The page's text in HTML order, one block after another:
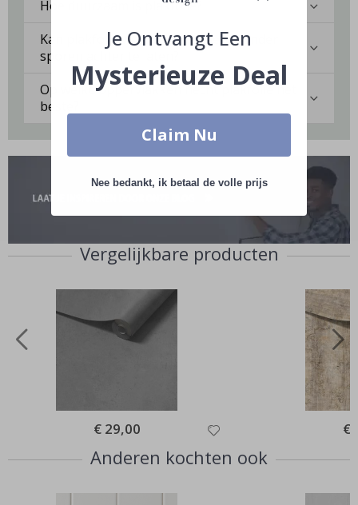
Hoe duurzaam is plakfolie?
Kan plakfolie worden verwijderd zonder
sporen achter te laten?
Op welke oppervlakken hecht plakfolie het
beste?
Vergelijkbare producten
Special
Price
€ 29,00 €
Anderen kochten ook
Je Ontvangt Een
Mysterieuze Deal
Claim Nu
Nee bedankt, ik betaal de volle prijs